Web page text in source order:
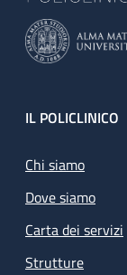
Footer
IL POLICLINICO
Chi siamo
Dove siamo
Carta dei servizi
Strutture